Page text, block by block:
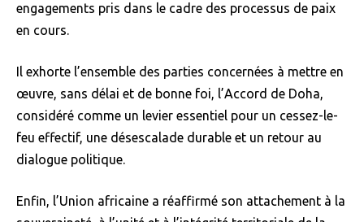
engagements pris dans le cadre des processus de paix
en cours.
Il exhorte l’ensemble des parties concernées à mettre en
œuvre, sans délai et de bonne foi, l’Accord de Doha,
considéré comme un levier essentiel pour un cessez-le-
feu effectif, une désescalade durable et un retour au
dialogue politique.
Enfin, l’Union africaine a réaffirmé son attachement à la